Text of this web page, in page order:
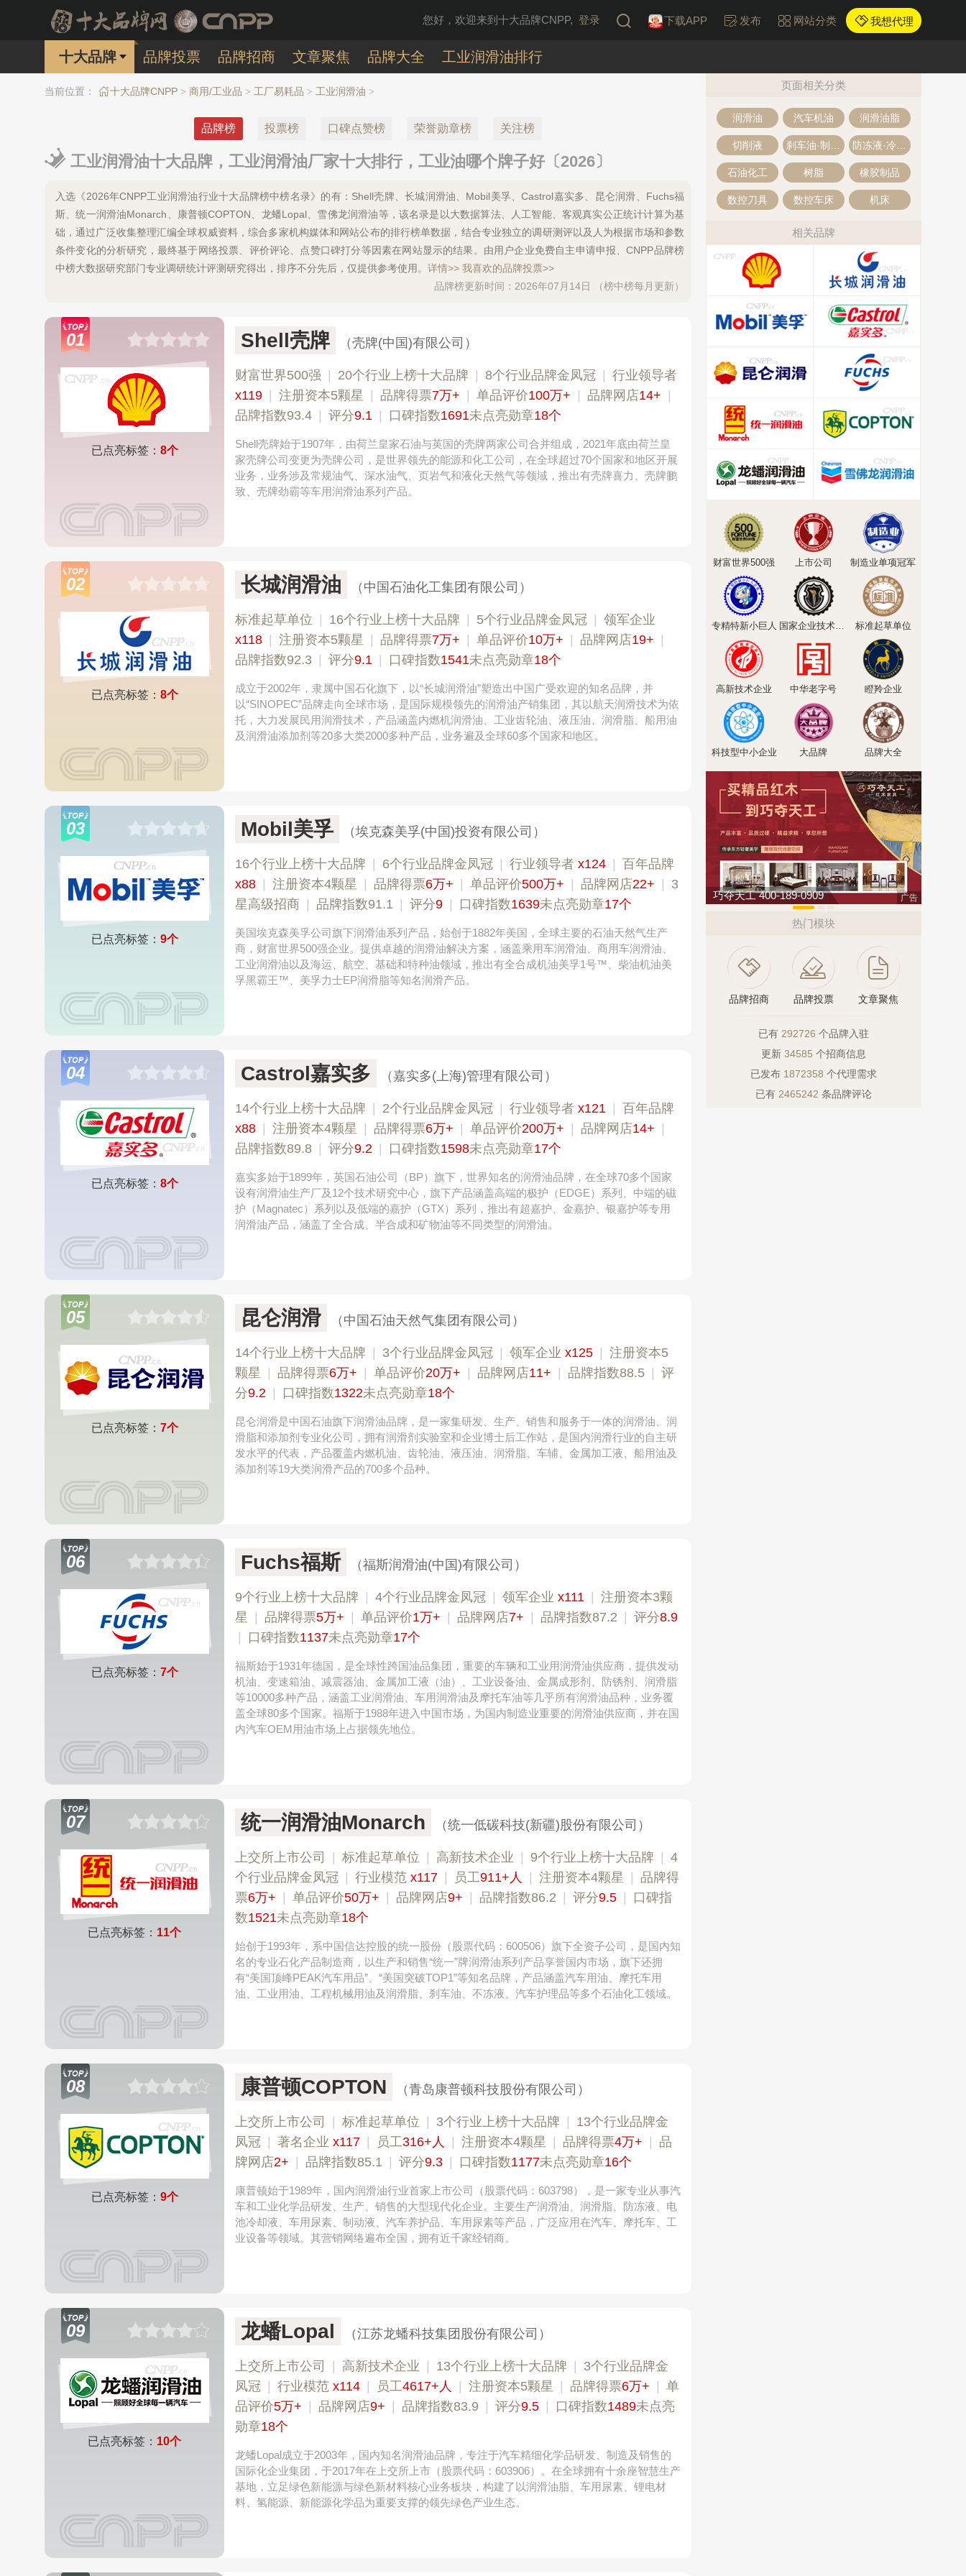
您好，欢迎来到十大品牌CNPP, 登录 下载APP 发布 网站分类 我想代理
十大品牌 品牌投票 品牌招商 文章聚焦 品牌大全 工业润滑油排行
当前位置： 十大品牌CNPP > 商用/工业品 > 工厂易耗品 > 工业润滑油 >
品牌榜 投票榜 口碑点赞榜 荣誉勋章榜 关注榜
工业润滑油十大品牌，工业润滑油厂家十大排行，工业油哪个牌子好〔2026〕
入选《2026年CNPP工业润滑油行业十大品牌榜中榜名录》的有：Shell壳牌、长城润滑油、Mobil美孚、Castrol嘉实多、昆仑润滑、Fuchs福
斯、统一润滑油Monarch、康普顿COPTON、龙蟠Lopal、雪佛龙润滑油等，该名录是以大数据算法、人工智能、客观真实公正统计计算为基
础，通过广泛收集整理汇编全球权威资料，综合多家机构媒体和网站公布的排行榜单数据，结合专业独立的调研测评以及人为根据市场和参数
条件变化的分析研究，最终基于网络投票、评价评论、点赞口碑打分等因素在网站显示的结果。由用户企业免费自主申请申报、CNPP品牌榜
中榜大数据研究部门专业调研统计评测研究得出，排序不分先后，仅提供参考使用。 详情>> 我喜欢的品牌投票>>
品牌榜更新时间：2026年07月14日 （榜中榜每月更新）
01
已点亮标签： 8个
Shell壳牌 （壳牌(中国)有限公司）
财富世界500强 20个行业上榜十大品牌 8个行业品牌金凤冠
行业领导者
x119
注册资本5颗星 品牌得票7万+ 单品评价100万+ 品牌网店14+
品牌指数93.4
评分9.1 口碑指数1691未点亮勋章18个
Shell壳牌始于1907年，由荷兰皇家石油与英国的壳牌两家公司合并组成，2021年底由荷兰皇
家壳牌公司变更为壳牌公司，是世界领先的能源和化工公司，在全球超过70个国家和地区开展
业务，业务涉及常规油气、深水油气、页岩气和液化天然气等领域，推出有壳牌喜力、壳牌鹏
致、壳牌劲霸等车用润滑油系列产品。
02
已点亮标签： 8个
长城润滑油 （中国石油化工集团有限公司）
标准起草单位 16个行业上榜十大品牌 5个行业品牌金凤冠
领军企业
x118
注册资本5颗星 品牌得票7万+ 单品评价10万+ 品牌网店19+
品牌指数92.3
评分9.1 口碑指数1541未点亮勋章18个
成立于2002年，隶属中国石化旗下，以“长城润滑油”塑造出中国广受欢迎的知名品牌，并
以“SINOPEC”品牌走向全球市场，是国际规模领先的润滑油产销集团，其以航天润滑技术为依
托，大力发展民用润滑技术，产品涵盖内燃机润滑油、工业齿轮油、液压油、润滑脂、船用油
及润滑油添加剂等20多大类2000多种产品，业务遍及全球60多个国家和地区。
03
已点亮标签： 9个
Mobil美孚 （埃克森美孚(中国)投资有限公司）
16个行业上榜十大品牌 6个行业品牌金凤冠 行业领导者 x124
百年品牌
x88
注册资本4颗星 品牌得票6万+ 单品评价500万+ 品牌网店22+
3
星高级招商
品牌指数91.1 评分9 口碑指数1639未点亮勋章17个
美国埃克森美孚公司旗下润滑油系列产品，始创于1882年美国，全球主要的石油天然气生产
商，财富世界500强企业。提供卓越的润滑油解决方案，涵盖乘用车润滑油、商用车润滑油、
工业润滑油以及海运、航空、基础和特种油领域，推出有全合成机油美孚1号™、柴油机油美
孚黑霸王™、美孚力士EP润滑脂等知名润滑产品。
04
已点亮标签： 8个
Castrol嘉实多 （嘉实多(上海)管理有限公司）
14个行业上榜十大品牌 2个行业品牌金凤冠 行业领导者 x121
百年品牌
x88
注册资本4颗星 品牌得票6万+ 单品评价200万+ 品牌网店14+
品牌指数89.8
评分9.2 口碑指数1598未点亮勋章17个
嘉实多始于1899年，英国石油公司（BP）旗下，世界知名的润滑油品牌，在全球70多个国家
设有润滑油生产厂及12个技术研究中心，旗下产品涵盖高端的极护（EDGE）系列、中端的磁
护（Magnatec）系列以及低端的嘉护（GTX）系列，推出有超嘉护、金嘉护、银嘉护等专用
润滑油产品，涵盖了全合成、半合成和矿物油等不同类型的润滑油。
05
已点亮标签： 7个
昆仑润滑 （中国石油天然气集团有限公司）
14个行业上榜十大品牌 3个行业品牌金凤冠 领军企业 x125
注册资本5
颗星
品牌得票6万+ 单品评价20万+ 品牌网店11+ 品牌指数88.5
评
分9.2 口碑指数1322未点亮勋章18个
昆仑润滑是中国石油旗下润滑油品牌，是一家集研发、生产、销售和服务于一体的润滑油、润
滑脂和添加剂专业化公司，拥有润滑剂实验室和企业博士后工作站，是国内润滑行业的自主研
发水平的代表，产品覆盖内燃机油、齿轮油、液压油、润滑脂、车辅、金属加工液、船用油及
添加剂等19大类润滑产品的700多个品种。
06
已点亮标签： 7个
Fuchs福斯 （福斯润滑油(中国)有限公司）
9个行业上榜十大品牌 4个行业品牌金凤冠 领军企业 x111
注册资本3颗
星
品牌得票5万+ 单品评价1万+ 品牌网店7+ 品牌指数87.2 评分8.9
口碑指数1137未点亮勋章17个
福斯始于1931年德国，是全球性跨国油品集团，重要的车辆和工业用润滑油供应商，提供发动
机油、变速箱油、减震器油、金属加工液（油）、工业设备油、金属成形剂、防锈剂、润滑脂
等10000多种产品，涵盖工业润滑油、车用润滑油及摩托车油等几乎所有润滑油品种，业务覆
盖全球80多个国家。福斯于1988年进入中国市场，为国内制造业重要的润滑油供应商，并在国
内汽车OEM用油市场上占据领先地位。
07
已点亮标签： 11个
统一润滑油Monarch （统一低碳科技(新疆)股份有限公司）
上交所上市公司 标准起草单位 高新技术企业 9个行业上榜十大品牌
4
个行业品牌金凤冠
行业模范 x117 员工911+人 注册资本4颗星
品牌得
票6万+ 单品评价50万+ 品牌网店9+ 品牌指数86.2 评分9.5
口碑指
数1521未点亮勋章18个
始创于1993年，系中国信达控股的统一股份（股票代码：600506）旗下全资子公司，是国内知
名的专业石化产品制造商，以生产和销售“统一”牌润滑油系列产品享誉国内市场，旗下还拥
有“美国顶峰PEAK汽车用品”、“美国突破TOP1”等知名品牌，产品涵盖汽车用油、摩托车用
油、工业用油、工程机械用油及润滑脂、刹车油、不冻液、汽车护理品等多个石油化工领域。
08
已点亮标签： 9个
康普顿COPTON （青岛康普顿科技股份有限公司）
上交所上市公司 标准起草单位 3个行业上榜十大品牌
13个行业品牌金
凤冠
著名企业 x117 员工316+人 注册资本4颗星 品牌得票4万+
品
牌网店2+ 品牌指数85.1 评分9.3 口碑指数1177未点亮勋章16个
康普顿始于1989年，国内润滑油行业首家上市公司（股票代码：603798），是一家专业从事汽
车和工业化学品研发、生产、销售的大型现代化企业。主要生产润滑油、润滑脂、防冻液、电
池冷却液、车用尿素、制动液、汽车养护品、车用尿素等产品，广泛应用在汽车、摩托车、工
业设备等领域。其营销网络遍布全国，拥有近千家经销商。
09
已点亮标签： 10个
龙蟠Lopal （江苏龙蟠科技集团股份有限公司）
上交所上市公司 高新技术企业 13个行业上榜十大品牌
3个行业品牌金
凤冠
行业模范 x114 员工4617+人 注册资本5颗星 品牌得票6万+
单
品评价5万+ 品牌网店9+ 品牌指数83.9 评分9.5 口碑指数1489未点亮
勋章18个
龙蟠Lopal成立于2003年，国内知名润滑油品牌，专注于汽车精细化学品研发、制造及销售的
国际化企业集团，于2017年在上交所上市（股票代码：603906）。在全球拥有十余座智慧生产
基地，立足绿色新能源与绿色新材料核心业务板块，构建了以润滑油脂、车用尿素、锂电材
料、氢能源、新能源化学品为重要支撑的领先绿色产业生态。
页面相关分类
润滑油 汽车机油 润滑油脂
切削液
石油化工 树脂 橡胶制品
数控刀具 数控车床 机床
相关品牌
财富世界500强 上市公司 制造业单项冠军
专精特新小巨人 国家企业技术中心 标准起草单位
高新技术企业 中华老字号 瞪羚企业
科技型中小企业 大品牌 品牌大全
巧夺天工 400-189-0909 肯帝亚KENTIER 4006-026-011 广告
热门模块
品牌招商 品牌投票 文章聚焦
已有 292726 个品牌入驻
更新 34585 个招商信息
已发布 1872358 个代理需求
已有 2465242 条品牌评论